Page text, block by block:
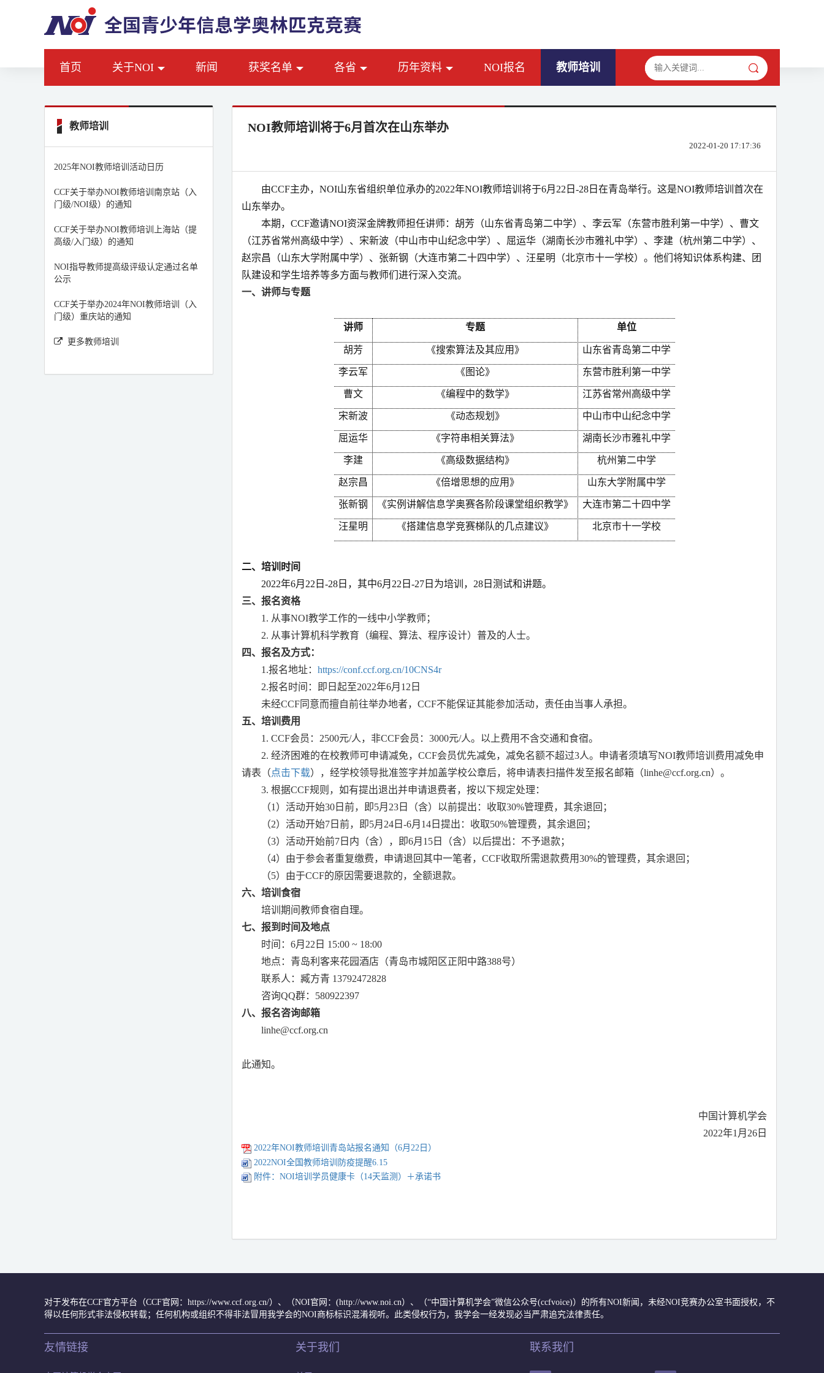
首页 关于NOI 新闻 获奖名单 各省 历年资料 NOI报名 教师培训
教师培训
2025年NOI教师培训活动日历
CCF关于举办NOI教师培训南京站（入
门级/NOI级）的通知
CCF关于举办NOI教师培训上海站（提
高级/入门级）的通知
NOI指导教师提高级评级认定通过名单
公示
CCF关于举办2024年NOI教师培训（入
门级）重庆站的通知
更多教师培训
NOI教师培训将于6月首次在山东举办
2022-01-20 17:17:36
由CCF主办，NOI山东省组织单位承办的2022年NOI教师培训将于6月 22 日-28 日在青岛举行。这是NOI教师培训首次在
山东举办。
本期，CCF邀请NOI资深金牌教师担任讲师：胡芳（山东省青岛第二中学）、李云军 （东营市胜利第一中学）、曹文
（江苏省常州高级中学）、 宋新波（中山市中山纪念中学） 、屈运华（湖南长沙市雅礼中学）、李建（杭州第二中学） 、
赵宗昌（山东大学附属中学）、 张新钢（大连市第二十四中学） 、汪星明（北京市十一学校）。他们将知识体系构建、团
队建设和学生培养等多方面与教师们进行深入交流。
一、讲师与专题
讲师
专题 单位
胡芳 《搜索算法及其应用》 山东省青岛第二中学
李云军 《图论》 东营市胜利第一中学
曹文 《编程中的数学》 江苏省常州高级中学
宋新波 《动态规划》 中山市中山纪念中学
屈运华 《字符串相关算法》 湖南长沙市雅礼中学
李建 《高级数据结构》 杭州第二中学
赵宗昌 《倍增思想的应用》 山东大学附属中学
张新钢 《实例讲解信息学奥赛各阶段课堂组织教学》 大连市第二十四中学
汪星明 《搭建信息学竞赛梯队的几点建议》 北京市十一学校
二、培训时间
2022年6月 22 日-28 日，其中6月 22 日-27 日为培训， 28 日测试和讲题。
三、报名资格
1. 从事NOI教学工作的一线中小学教师；
2. 从事计算机科学教育（编程、算法、程序设计）普及的人士。
四、报名及方式：
1.报名地址：https://conf.ccf.org.cn/10CNS4r
2.报名时间：即日起至2022年6月 12 日
未经CCF同意而擅自前往举办地者，CCF不能保证其能参加活动，责任由当事人承担。
五、培训费用
1. CCF会员： 2500元/人，非CCF会员：3000元/人。以上费用不含交通和食宿。
2.经济困难的在校教师可申请减免，CCF会员优先减免，减免名额不超过3人。申请者须填写NOI教师培训费用减免申
请表（点击下载），经学校领导批准签字并加盖学校公章后，将申请表扫描件发至报名邮箱（linhe@ccf.org.cn）。
3.根据CCF规则，如有提出退出并申请退费者，按以下规定处理：
（1 ）活动开始30 日前，即5月 23 日（含）以前提出：收取30%管理费，其余退回；
（2）活动开始7 日前，即5月 24 日-6月 14 日提出：收取50%管理费，其余退回；
（3）活动开始前7 日内（含），即6月 15 日（含）以后提出：不予退款；
（4）由于参会者重复缴费，申请退回其中一笔者，CCF收取所需退款费用30%的管理费，其余退回；
（5）由于CCF的原因需要退款的，全额退款。
六、培训食宿
培训期间教师食宿自理。
七、报到时间及地点
时间：6月 22 日 15:00 ~ 18:00
地点：青岛利客来花园酒店（青岛市城阳区正阳中路388号）
联系人：臧方青 13792472828
咨询QQ群： 580922397
八、报名咨询邮箱
linhe@ccf.org.cn
此通知。
中国计算机学会
2022年1 月 26 日
2022年NOI教师培训青岛站报名通知（6月22日）
2022NOI全国教师培训防疫提醒6.15
附件：NOI培训学员健康卡（14天监测）＋承诺书
对于发布在CCF官方平台（CCF官网：https://www.ccf.org.cn/）、（NOI官网：(http://www.noi.cn）、（“中国计算机学会”微信公众号(ccfvoice)）的所有NOI新闻，未经NOI竞赛办公室书面授权，不
得以任何形式非法侵权转载；任何机构或组织不得非法冒用我学会的NOI商标标识混淆视听。此类侵权行为，我学会一经发现必当严肃追究法律责任。
友情链接 关于我们 联系我们